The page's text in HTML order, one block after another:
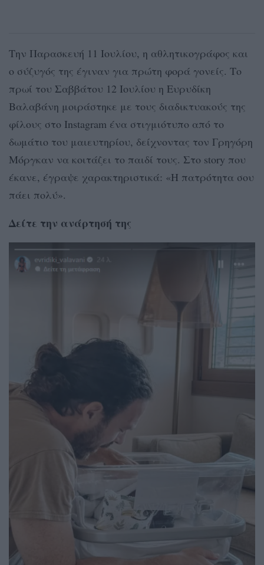
Την Παρασκευή 11 Ιουλίου, η αθλητικογράφος και
ο σύζυγός της έγιναν για πρώτη φορά γονείς. Το
πρωί του Σαββάτου 12 Ιουλίου η Ευρυδίκη
Βαλαβάνη μοιράστηκε με τους διαδικτυακούς της
φίλους στο Instagram ένα στιγμιότυπο από το
δωμάτιο του μαιευτηρίου, δείχνοντας τον Γρηγόρη
Μόργκαν να κοιτάζει το παιδί τους. Στο story που
έκανε, έγραψε χαρακτηριστικά: «Η πατρότητα σου
πάει πολύ».
Δείτε την ανάρτησή της